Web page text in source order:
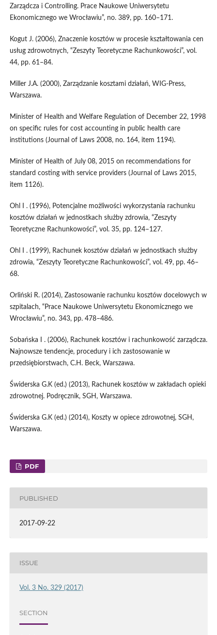
Zarządcza i Controlling. Prace Naukowe Uniwersytetu
Ekonomicznego we Wrocławiu”, no. 389, pp. 160–171.
Kogut J. (2006), Znaczenie kosztów w procesie kształtowania cen
usług zdrowotnych, “Zeszyty Teoretyczne Rachunkowości”, vol.
44, pp. 61–84.
Miller J.A. (2000), Zarządzanie kosztami działań, WIG‑Press,
Warszawa.
Minister of Health and Welfare Regulation of December 22, 1998
on specific rules for cost accounting in public health care
institutions (Journal of Laws 2008, no. 164, item 1194).
Minister of Health of July 08, 2015 on recommendations for
standard costing with service providers (Journal of Laws 2015,
item 1126).
Ohl I . (1996), Potencjalne możliwości wykorzystania rachunku
kosztów działań w jednostkach służby zdrowia, “Zeszyty
Teoretyczne Rachunkowości”, vol. 35, pp. 124–127.
Ohl I . (1999), Rachunek kosztów działań w jednostkach służby
zdrowia, “Zeszyty Teoretyczne Rachunkowości”, vol. 49, pp. 46–
68.
Orliński R. (2014), Zastosowanie rachunku kosztów docelowych w
szpitalach, “Prace Naukowe Uniwersytetu Ekonomicznego we
Wrocławiu”, no. 343, pp. 478–486.
Sobańska I . (2006), Rachunek kosztów i rachunkowość zarządcza.
Najnowsze tendencje, procedury i ich zastosowanie w
przedsiębiorstwach, C.H. Beck, Warszawa.
Świderska G.K (ed.) (2013), Rachunek kosztów w zakładach opieki
zdrowotnej. Podręcznik, SGH, Warszawa.
Świderska G.K (ed.) (2014), Koszty w opiece zdrowotnej, SGH,
Warszawa.
PDF
PUBLISHED
2017-09-22
ISSUE
Vol. 3 No. 329 (2017)
SECTION